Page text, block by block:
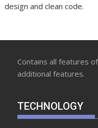
design and clean code.
Contains all features
additional features.
TECHNOLOGY